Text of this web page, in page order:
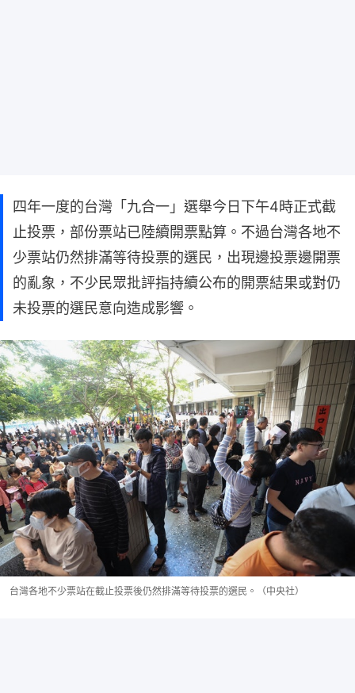
四年一度的台灣「九合一」選舉今日下午4時正式截
止投票，部份票站已陸續開票點算。不過台灣各地不
少票站仍然排滿等待投票的選民，出現邊投票邊開票
的亂象，不少民眾批評指持續公布的開票結果或對仍
未投票的選民意向造成影響。
台灣各地不少票站在截止投票後仍然排滿等待投票的選民。（中央社）